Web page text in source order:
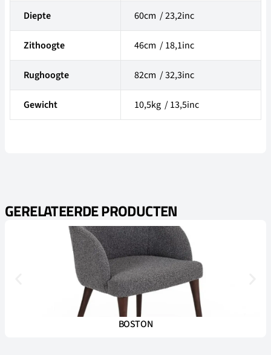
Diepte 60cm / 23,2inc
Zithoogte 46cm / 18,1inc
Rughoogte 82cm / 32,3inc
Gewicht 10,5kg / 13,5inc
GERELATEERDE PRODUCTEN
BOSTON